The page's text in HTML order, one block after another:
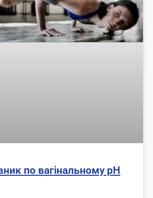
по вагінальному pH